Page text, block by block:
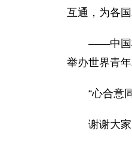
互通，为各
——中国
举办世界青
“心合意
谢谢大家